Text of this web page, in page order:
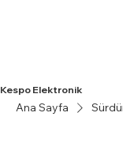
Kespo Elektronik
Ana Sayfa